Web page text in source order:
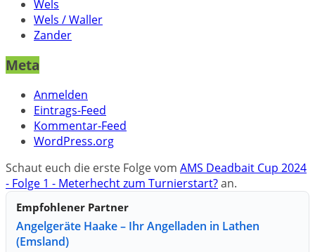
Wels
Wels / Waller
Zander
Meta
Anmelden
Eintrags-Feed
Kommentar-Feed
WordPress.org
Schaut euch die erste Folge vom AMS Deadbait Cup 2024
- Folge 1 - Meterhecht zum Turnierstart?an.
Empfohlener Partner
Angelgeräte Haake – Ihr Angelladen in Lathen
(Emsland)